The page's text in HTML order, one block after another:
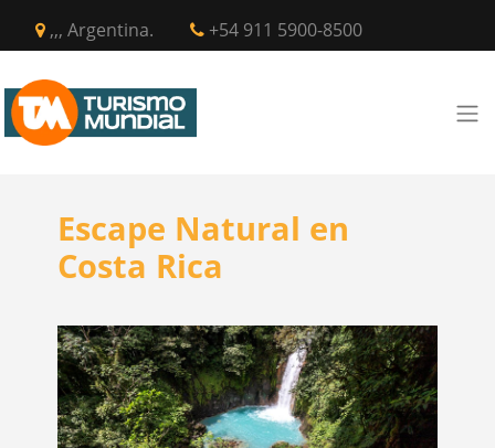
,,, Argentina. +54 911 5900-8500
Escape Natural en
Costa Rica